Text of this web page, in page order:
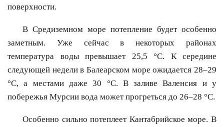
поверхности.
В Средиземном море потепление будет особенно
заметным. Уже сейчас в некоторых районах
температура воды превышает 25,5 °C. К середине
следующей недели в Балеарском море ожидается 28–29
°C, а местами даже 30 °C. В заливе Валенсия и у
побережья Мурсии вода может прогреться до 26–28 °C.
Особенно сильно потеплеет Кантабрийское море. В